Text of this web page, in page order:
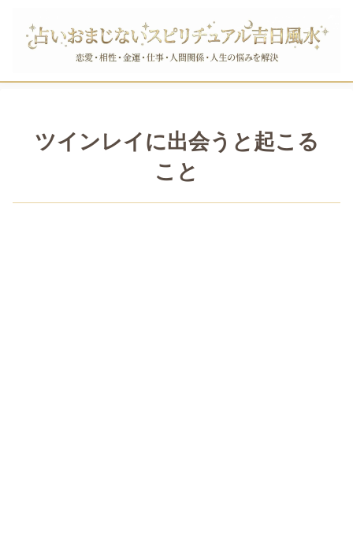
ツインレイに出会うと起こる
こと